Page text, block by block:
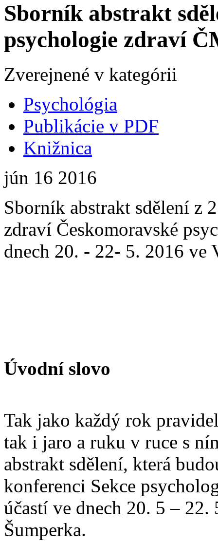
Sborník abstrakt
psychologie zdraví
Zverejnené v kategórii
Psychológia
Publikácie v PDF
Knižnica
jún 16 2016
Sborník abstrakt sdělení z
zdraví Českomoravské
dnech 20. - 22- 5. 2016 ve
Úvodní slovo
Tak jako každý rok
tak i jaro a ruku v ruce s
abstrakt sdělení, která
konferenci Sekce
účastí ve dnech 20. 5 –
Šumperka.